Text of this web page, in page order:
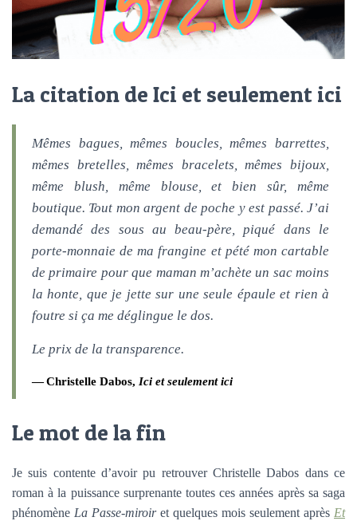
La citation de Ici et seulement ici
Mêmes bagues, mêmes boucles, mêmes barrettes,
mêmes bretelles, mêmes bracelets, mêmes bijoux,
même blush, même blouse, et bien sûr, même
boutique. Tout mon argent de poche y est passé. J’ai
demandé des sous au beau-père, piqué dans le
porte-monnaie de ma frangine et pété mon cartable
de primaire pour que maman m’achète un sac moins
la honte, que je jette sur une seule épaule et rien à
foutre si ça me déglingue le dos.
Le prix de la transparence.
Christelle Dabos, Ici et seulement ici
Le mot de la fin
Je suis contente d’avoir pu retrouver Christelle Dabos dans ce
roman à la puissance surprenante toutes ces années après sa saga
phénomène La Passe-miroiret quelques mois seulement après Et